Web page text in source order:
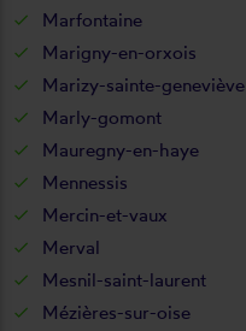
Marfontaine
Marigny-en-orxois
Marizy-sainte-geneviève
Marly-gomont
Mauregny-en-haye
Mennessis
Mercin-et-vaux
Merval
Mesnil-saint-laurent
Mézières-sur-oise